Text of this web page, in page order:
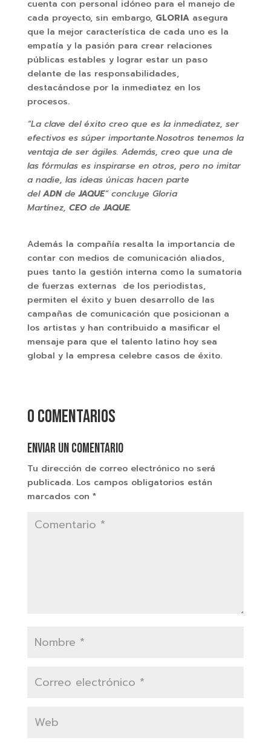
cuenta con personal idóneo para el manejo de
cada proyecto, sin embargo, GLORIA asegura
que la mejor característica de cada uno es la
empatía y la pasión para crear relaciones
públicas estables y lograr estar un paso
delante de las responsabilidades,
destacándose por la inmediatez en los
procesos.
“La clave del éxito creo que es la inmediatez, ser
efectivos es súper importante.Nosotros tenemos la
ventaja de ser ágiles. Además, creo que una de
las fórmulas es inspirarse en otros, pero no imitar
a nadie, las ideas únicas hacen parte
delADNdeJAQUE” concluye Gloria
Martínez, CEOdeJAQUE.
Además la compañía resalta la importancia de
contar con medios de comunicación aliados,
pues tanto la gestión interna como la sumatoria
de fuerzas externas de los periodistas,
permiten el éxito y buen desarrollo de las
campañas de comunicación que posicionan a
los artistas y han contribuido a masificar el
mensaje para que el talento latino hoy sea
global y la empresa celebre casos de éxito.
0 comentarios
Enviar un comentario
Tu dirección de correo electrónico no será
publicada. Los campos obligatorios están
marcados con *